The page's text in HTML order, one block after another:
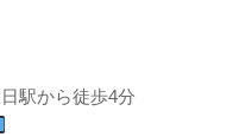
駅から徒歩4分